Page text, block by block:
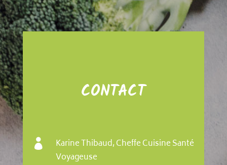
CONTACT

Karine Thibaud, Cheffe Cuisine Santé
Voyageuse